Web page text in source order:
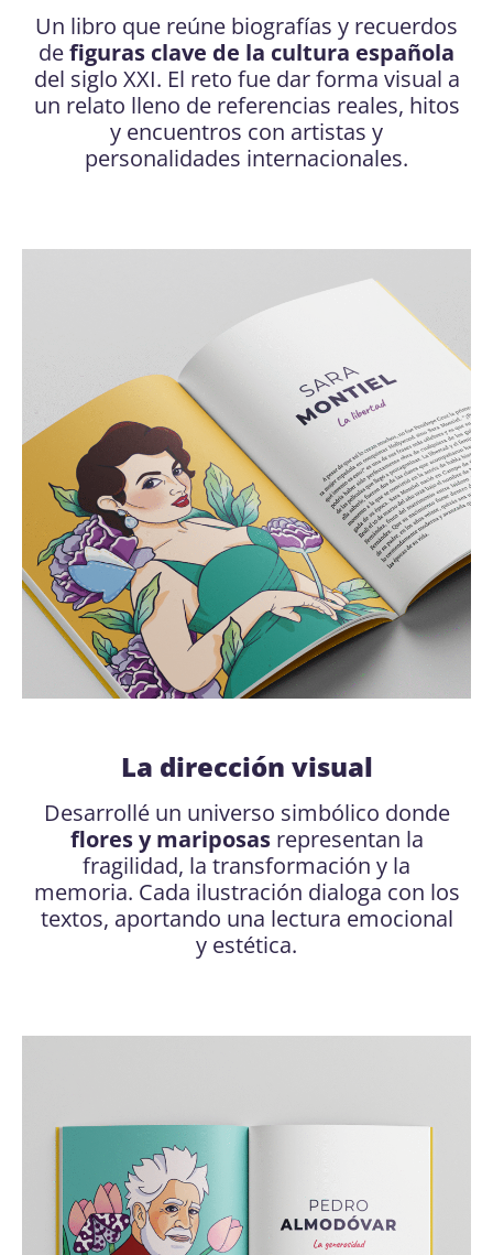
Un libro que reúne biografías y recuerdos
defiguras clave de la cultura española
del siglo XXI. El reto fue dar forma visual a
un relato lleno de referencias reales, hitos
y encuentros con artistas y
personalidades internacionales.
La dirección visual​
Desarrollé un universo simbólico donde
flores y mariposasrepresentan la
fragilidad, la transformación y la
memoria. Cada ilustración dialoga con los
textos, aportando una lectura emocional
y estética.